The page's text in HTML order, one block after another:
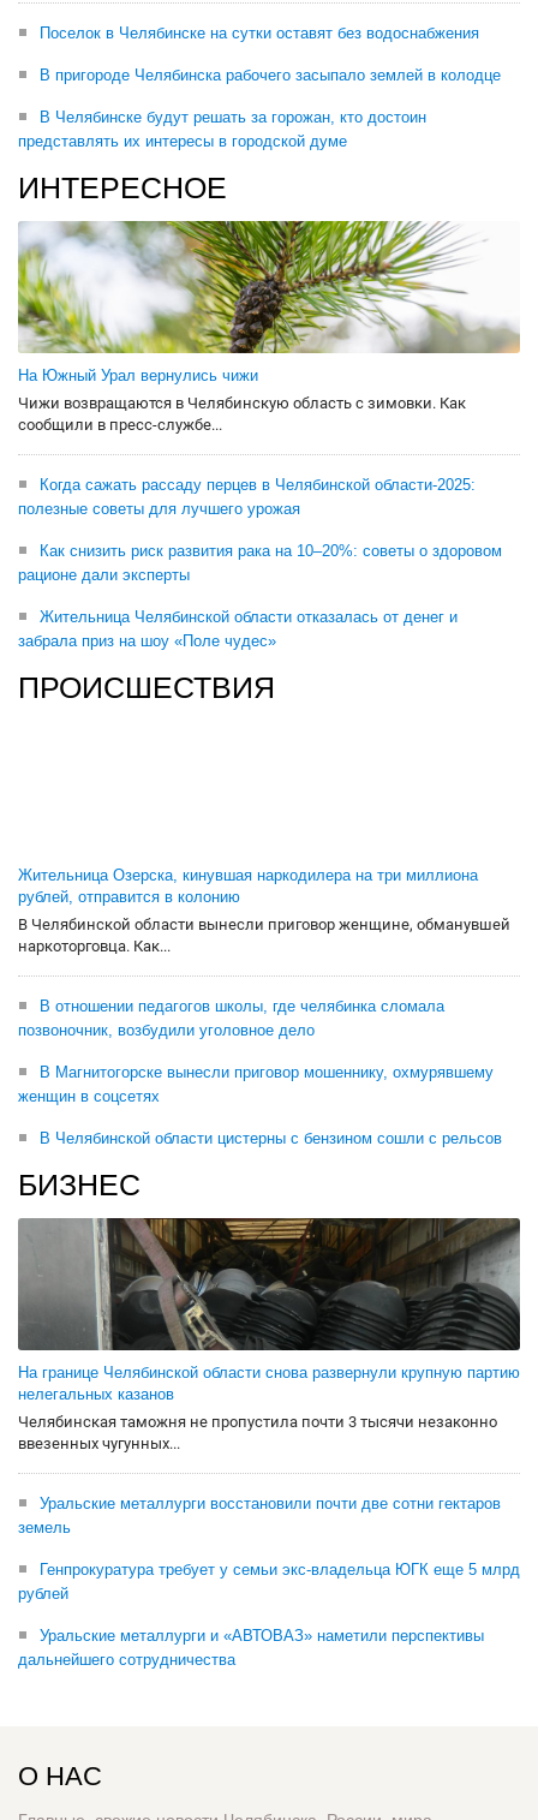
Поселок в Челябинске на сутки оставят без водоснабжения
В пригороде Челябинска рабочего засыпало землей в колодце
В Челябинске будут решать за горожан, кто достоин
представлять их интересы в городской думе
ИНТЕРЕСНОЕ
На Южный Урал вернулись чижи
Чижи возвращаются в Челябинскую область с зимовки. Как
сообщили в пресс-службе...
Когда сажать рассаду перцев в Челябинской области-2025:
полезные советы для лучшего урожая
Как снизить риск развития рака на 10–20%: советы о здоровом
рационе дали эксперты
Жительница Челябинской области отказалась от денег и
забрала приз на шоу «Поле чудес»
ПРОИСШЕСТВИЯ
Жительница Озерска, кинувшая наркодилера на три миллиона
рублей, отправится в колонию
В Челябинской области вынесли приговор женщине, обманувшей
наркоторговца. Как...
В отношении педагогов школы, где челябинка сломала
позвоночник, возбудили уголовное дело
В Магнитогорске вынесли приговор мошеннику, охмурявшему
женщин в соцсетях
В Челябинской области цистерны с бензином сошли с рельсов
БИЗНЕС
На границе Челябинской области снова развернули крупную партию
нелегальных казанов
Челябинская таможня не пропустила почти 3 тысячи незаконно
ввезенных чугунных...
Уральские металлурги восстановили почти две сотни гектаров
земель
Генпрокуратура требует у семьи экс-владельца ЮГК еще 5 млрд
рублей
Уральские металлурги и «АВТОВАЗ» наметили перспективы
дальнейшего сотрудничества
О НАС